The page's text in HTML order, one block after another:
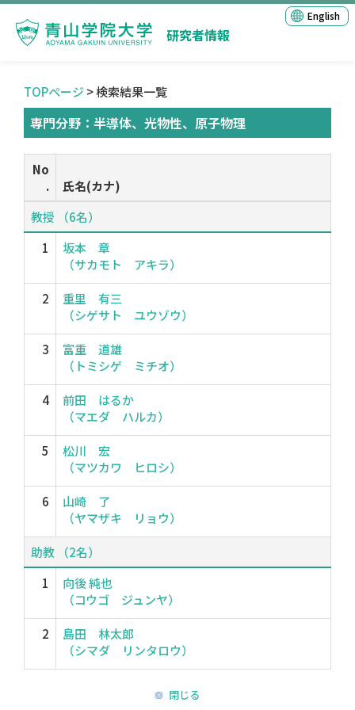
研究者情報
English
TOPページ > 検索結果一覧
専門分野：半導体、光物性、原子物理
No
.
氏名(カナ)
教授 （6名）
1
坂本 章
（サカモト アキラ）
2
重里 有三
（シゲサト ユウゾウ）
3
富重 道雄
（トミシゲ ミチオ）
4
前田 はるか
（マエダ ハルカ）
5
松川 宏
（マツカワ ヒロシ）
6
山崎 了
（ヤマザキ リョウ）
助教 （2名）
1
向後 純也
（コウゴ ジュンヤ）
2
島田 林太郎
（シマダ リンタロウ）
閉じる